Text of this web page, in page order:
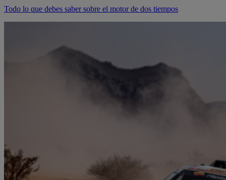
Todo lo que debes saber sobre el motor de dos tiempos